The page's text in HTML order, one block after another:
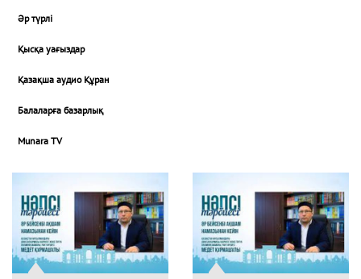
Әр түрлі
Қысқа уағыздар
Қазақша аудио Құран
Балаларға базарлық
Munara TV